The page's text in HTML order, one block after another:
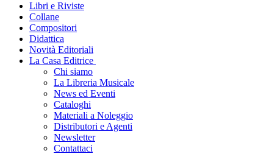
Libri e Riviste
Collane
Compositori
Didattica
Novità Editoriali
La Casa Editrice
Chi siamo
La Libreria Musicale
News ed Eventi
Cataloghi
Materiali a Noleggio
Distributori e Agenti
Newsletter
Contattaci